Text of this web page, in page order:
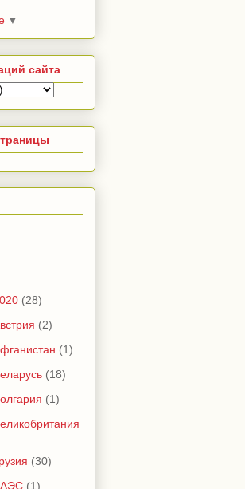
▼
сайта
(28)
(2)
(1)
(18)
(1)
(30)
(1)